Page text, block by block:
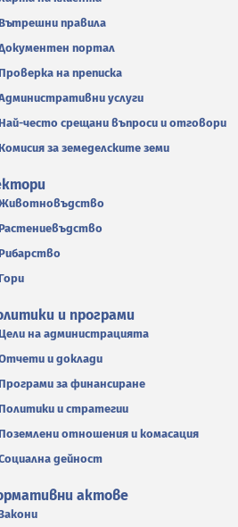
правила
портал
на преписка
услуги
често срещани въпроси и отговори
за земеделските земи
и програми
на администрацията
и доклади
за финансиране
и стратегии
отношения и комасация
дейност
актове